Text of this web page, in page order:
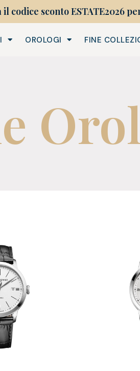
codice sconto ESTATE2026
OROLOGI FINE